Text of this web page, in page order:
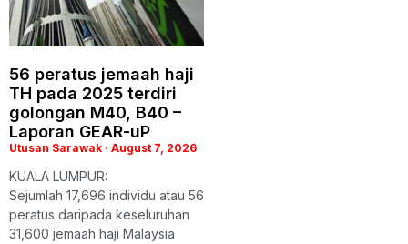
56 peratus jemaah haji
TH pada 2025 terdiri
golongan M40, B40 –
Laporan GEAR-uP
Utusan Sarawak August 7, 2026
KUALA LUMPUR:
Sejumlah 17,696 individu atau 56
peratus daripada keseluruhan
31,600 jemaah haji Malaysia